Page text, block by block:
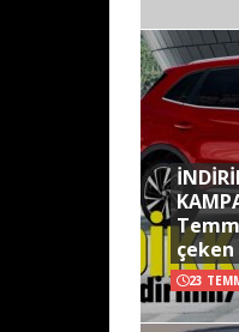
23